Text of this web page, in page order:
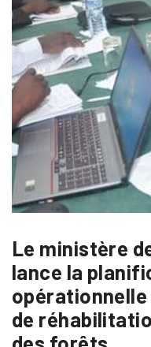
Le ministère
lance la
opérationnelle
de